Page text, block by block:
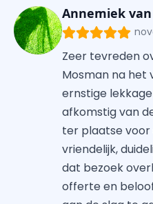
Annemiek
Zeer tevreden
Mosman na het
ernstige
afkomstig van
ter plaatse
vriendelijk,
dat bezoek
offerte en